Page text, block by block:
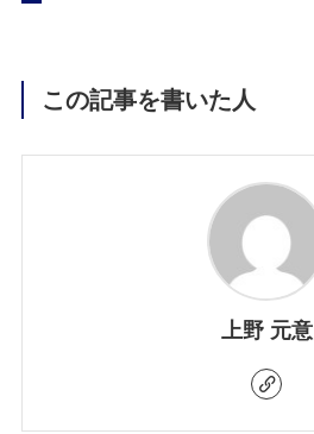
この記事を書いた人
上野 元意